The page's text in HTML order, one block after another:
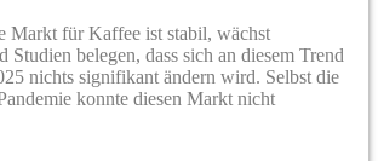
Markt für Kaffee ist stabil, wächst
Studien belegen, dass sich an diesem Trend
nichts signifikant ändern wird. Selbst die
konnte diesen Markt nicht